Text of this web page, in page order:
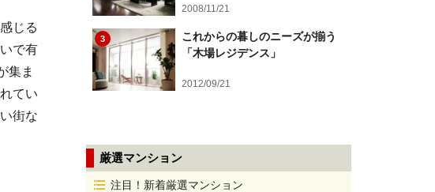
じる
で有
集ま
てい
街な
2008/11/21
3
これからの暮しのニーズが揃う
「木場レジデンス」
2012/09/21
厳選マンション
注目！新着厳選マンション